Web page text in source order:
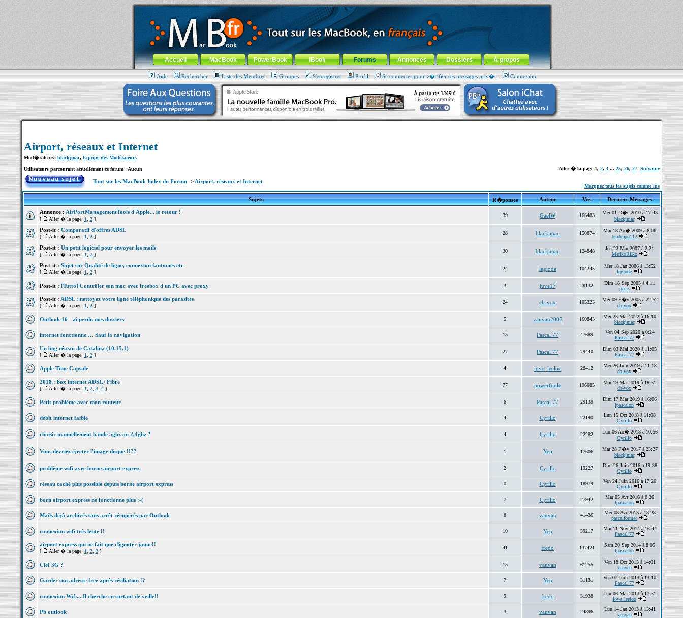
MacBook-fr.com : 100% Apple... 100% nomade !
Aller au contenu-Aller au menu général-Aller au menu de la rubrique
Menu général
Accueil MacBook PowerBook iBook Forums Annonces Dossiers À propos
Aide Rechercher Liste des Membres Groupes S'enregistrer Profil Se connecter pour v�rifier ses messages priv�s Connexion
Airport, réseaux et Internet
Mod�rateurs: blackjmac, Equipe des Modérateurs
Utilisateurs parcourant actuellement ce forum : Aucun Aller � la page 1, 2, 3... 25, 26, 27 Suivante
Tout sur les MacBook Index du Forum-> Airport, réseaux et Internet
Marquez tous les sujets comme lus
Sujets R�ponses Auteur Vus Derniers Messages
Annonce : AirPortManagementTools d'Apple... le retour !
[ Aller � la page: 1 2]
39 GaelW 166483
Mer 01 D�c 2010 à 17:43
blackjmac
Post-it : Comparatif d'offres ADSL
[ Aller � la page: 1 2]
28 blackjmac 150874
Mar 18 Ao� 2009 à 6:06
bradcapo112
Post-it : Un petit logiciel pour envoyer les mails
[ Aller � la page: 1 2]
30 blackjmac 124848
Jeu 22 Mar 2007 à 2:21
MerKoRiKo
Post-it : Sujet sur Qualité de ligne, connexion fantomes etc
[ Aller � la page: 1 2]
24 leglode 104245
Mer 18 Jan 2006 à 13:52
leglode
Post-it : [Tutto] Contrôler son mac avec freebox d'un PC avec proxy 3 juve17 28132
Dim 18 Sep 2005 à 4:11
pacis
Post-it : ADSL : nettoyez votre ligne téléphonique des parasites
[ Aller � la page: 1 2]
24 ch-vox 105323
Mer 09 F�v 2005 à 22:52
ch-vox
Outlook 16 - ai perdu mes dossiers 5 vanvan2007 160843
Mer 25 Mai 2022 à 16:10
blackjmac
internet fonctionne … Sauf la navigation 15 Pascal 77 47689
Ven 04 Sep 2020 à 0:24
Pascal 77
Un bug réseau de Catalina (10.15.1)
[ Aller � la page: 1 2]
27 Pascal 77 79440
Dim 03 Mai 2020 à 11:05
Pascal 77
Apple Time Capsule 4 love_leeloo 28412
Mer 26 Juin 2019 à 11:18
ch-vox
2018 : box internet ADSL / Fibre
[ Aller � la page: 1 2, 3, 4]
77 powerfoule 196085
Mar 19 Mar 2019 à 18:31
ch-vox
Petit problème avec mon routeur 6 Pascal 77 29139
Dim 17 Mar 2019 à 16:06
lpascalon
débit internet faible 4 Cyrillo 22190
Lun 15 Oct 2018 à 11:08
Cyrillo
choisir manuellement bande 5ghz ou 2,4ghz ? 4 Cyrillo 22282
Lun 06 Ao� 2018 à 10:56
Cyrillo
Vous devriez éjecter l'image disque !!?? 1 Yep 17606
Mar 28 F�v 2017 à 23:27
blackjmac
problème wifi avec borne airport express 2 Cyrillo 19227
Dim 26 Juin 2016 à 19:38
Cyrillo
réseau caché plus possible depuis borne airport express 0 Cyrillo 18979
Ven 24 Juin 2016 à 17:26
Cyrillo
born airport express ne fonctionne plus :-( 7 Cyrillo 27942
Mar 05 Avr 2016 à 8:26
lpascalon
Mails déjà archivés sans arrêt récupérés par Outlook 8 vanvan 41436
Mer 08 Avr 2015 à 13:28
pascalformac
connexion wifi très lente !! 10 Yep 39217
Mar 11 Nov 2014 à 16:44
Pascal 77
airport express qui ne fait que clignoter jaune!!
[ Aller � la page: 1 2, 3]
41 fredo 137421
Sam 20 Sep 2014 à 8:05
lpascalon
Clef 3G ? 15 vanvan 61255
Ven 18 Oct 2013 à 14:01
vanvan
Garder son adresse free après résiliation !? 7 Yep 31131
Ven 07 Juin 2013 à 13:10
Pascal 77
connexion Wifi....Il cherche en sortant de veille!! 9 fredo 31938
Lun 06 Mai 2013 à 17:31
love_leeloo
Pb outlook 3 vanvan 24896
Lun 14 Jan 2013 à 13:41
vanvan